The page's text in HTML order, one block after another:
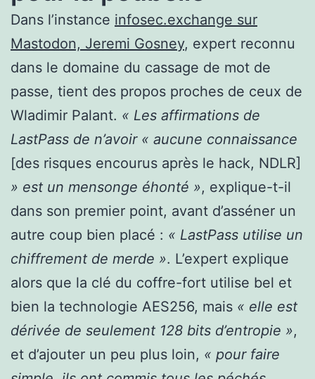
Dans l’instance infosec.exchange sur
Mastodon, Jeremi Gosney, expert reconnu
dans le domaine du cassage de mot de
passe, tient des propos proches de ceux de
Wladimir Palant. « Les affirmations de
LastPass de n’avoir « aucune connaissance
[des risques encourus après le hack, NDLR]
» est un mensonge éhonté », explique-t-il
dans son premier point, avant d’asséner un
autre coup bien placé : « LastPass utilise un
chiffrement de merde ». L’expert explique
alors que la clé du coffre-fort utilise bel et
bien la technologie AES256, mais « elle est
dérivée de seulement 128 bits d’entropie »,
et d’ajouter un peu plus loin, « pour faire